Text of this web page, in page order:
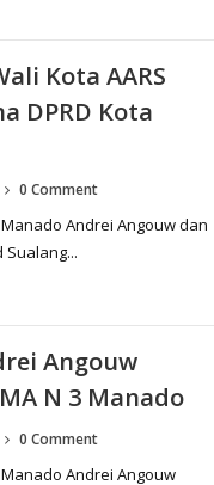
Kota AARS
DPRD Kota
0 Comment
Manado Andrei Angouw dan
Sualang...
Angouw
N 3 Manado
0 Comment
Manado Andrei Angouw